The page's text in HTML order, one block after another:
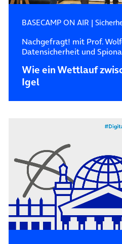
BASECAMP ON AIR |
Nachgefragt! mit Prof.
Datensicherheit und
Wie ein Wettlauf
Igel